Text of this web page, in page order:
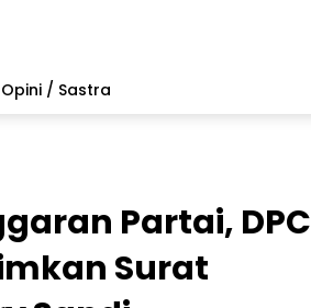
Opini / Sastra
Partai, DPC
Surat